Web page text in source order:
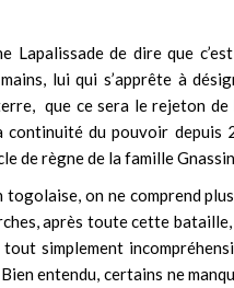
Lapalissade de dire que
lui qui s’apprête à
que ce sera le rejeton de
continuité du pouvoir depuis
de règne de la famille
togolaise, on ne comprend
après toute cette
tout simplement
entendu, certains ne